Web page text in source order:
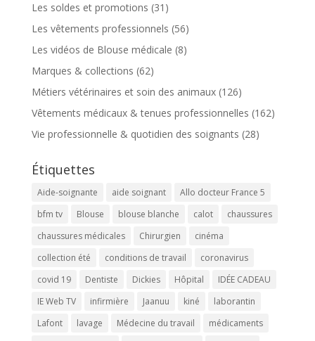
Les soldes et promotions (31)
Les vêtements professionnels (56)
Les vidéos de Blouse médicale (8)
Marques & collections (62)
Métiers vétérinaires et soin des animaux(126)
Vêtements médicaux & tenues professionnelles (162)
Vie professionnelle & quotidien des soignants (28)
Étiquettes
Aide-soignante aide soignant
Allo docteur France 5
bfm tv
Blouse blouse blanche calot
chaussures
chaussures médicales
Chirurgien
cinéma
collection été
conditions de travail
coronavirus
covid 19
Dentiste Dickies Hôpital
IDÉE CADEAU
IE Web TV
infirmière Jaanuu kiné
laborantin
Lafont
lavage Médecine du travail
médicaments